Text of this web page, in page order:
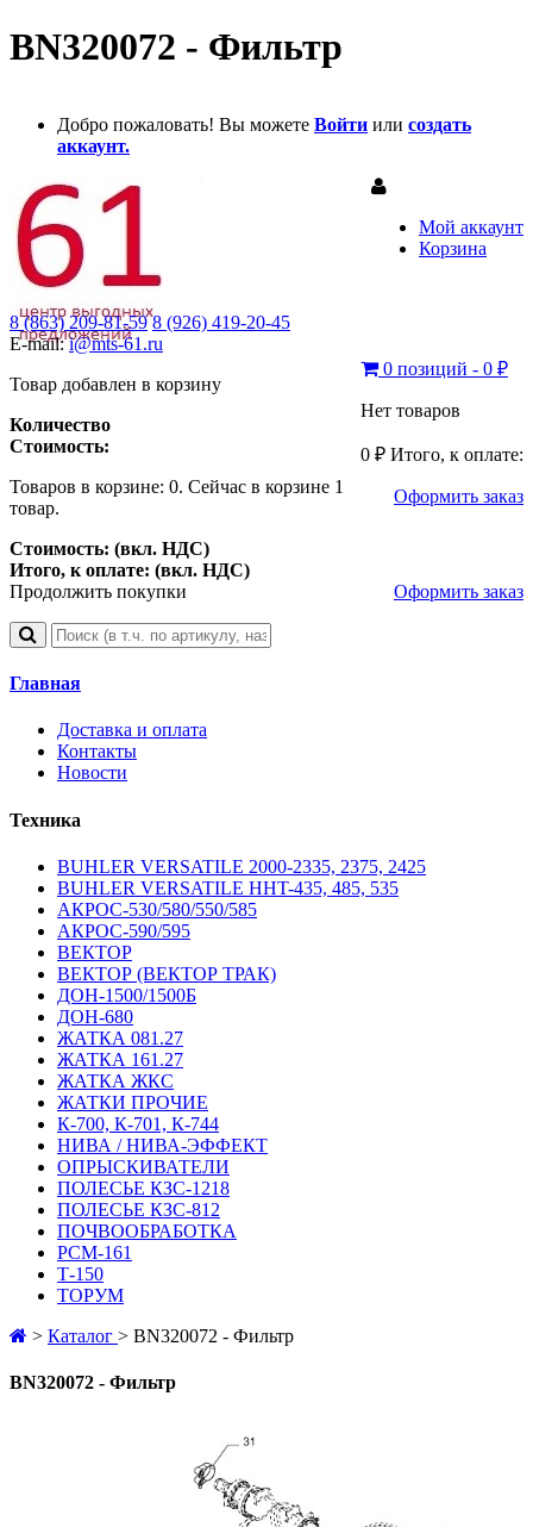
BN320072 - Фильтр
Добро пожаловать! Вы можете Войти или создать
аккаунт.
Мой аккаунт
Корзина
8 (863) 209-81-59 8 (926) 419-20-45
E-mail:i@mts-61.ru
0 позиций - 0 ₽
Нет товаров
0 ₽ Итого, к оплате:
Оформить заказ
Товар добавлен в корзину
Количество
Стоимость:
Товаров в корзине: 0. Сейчас в корзине 1
товар.
Стоимость: (вкл. НДС)
Итого, к оплате: (вкл. НДС)
Продолжить покупки
Оформить заказ
Главная
Доставка и оплата
Контакты
Новости
Техника
BUHLER VERSATILE 2000-2335, 2375, 2425
BUHLER VERSATILE HHT-435, 485, 535
АКРОС-530/580/550/585
АКРОС-590/595
ВЕКТОР
ВЕКТОР (ВЕКТОР ТРАК)
ДОН-1500/1500Б
ДОН-680
ЖАТКА 081.27
ЖАТКА 161.27
ЖАТКА ЖКС
ЖАТКИ ПРОЧИЕ
К-700, К-701, К-744
НИВА / НИВА-ЭФФЕКТ
ОПРЫСКИВАТЕЛИ
ПОЛЕСЬЕ КЗС-1218
ПОЛЕСЬЕ КЗС-812
ПОЧВООБРАБОТКА
РСМ-161
Т-150
ТОРУМ
> Каталог > BN320072 - Фильтр
BN320072 - Фильтр